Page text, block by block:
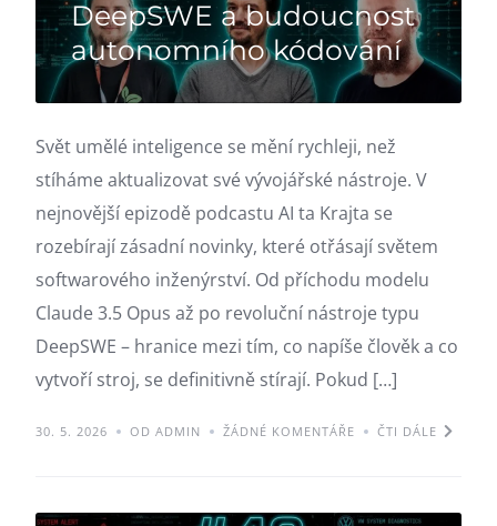
DeepSWE a budoucnost
autonomního kódování
Svět umělé inteligence se mění rychleji, než
stíháme aktualizovat své vývojářské nástroje. V
nejnovější epizodě podcastu AI ta Krajta se
rozebírají zásadní novinky, které otřásají světem
softwarového inženýrství. Od příchodu modelu
Claude 3.5 Opus až po revoluční nástroje typu
DeepSWE – hranice mezi tím, co napíše člověk a co
vytvoří stroj, se definitivně stírají. Pokud […]
30. 5. 2026 OD ADMIN ŽÁDNÉ KOMENTÁŘE ČTI DÁLE